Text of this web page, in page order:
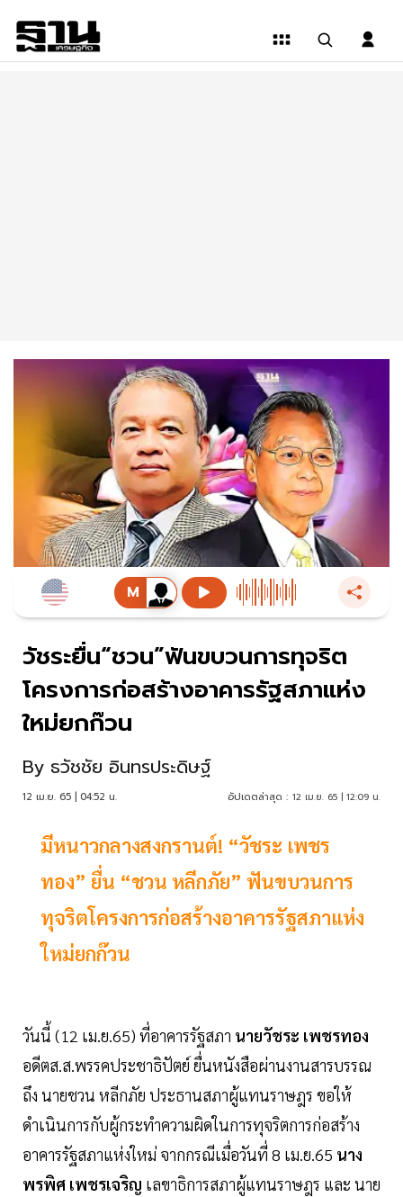
วัชระยื่น“ชวน”ฟันขบวนการทุจริต
โครงการก่อสร้างอาคารรัฐสภาแห่ง
ใหม่ยกก๊วน
By ธวัชชัย อินทรประดิษฐ์
12 เม.ย. 65 | 04:52 น. อัปเดตล่าสุด : 12 เม.ย. 65 | 12:09 น.
มีหนาวกลางสงกรานต์! “วัชระ เพชร
ทอง” ยื่น “ชวน หลีกภัย” ฟันขบวนการ
ทุจริตโครงการก่อสร้างอาคารรัฐสภาแห่ง
ใหม่ยกก๊วน
วันนี้ (12 เม.ย.65) ที่อาคารรัฐสภา นายวัชระ เพชรทอง
อดีตส.ส.พรรคประชาธิปัตย์ ยื่นหนังสือผ่านงานสารบรรณ
ถึง นายชวน หลีกภัย ประธานสภาผู้แทนราษฎร ขอให้
ดำเนินการกับผู้กระทำความผิดในการทุจริตการก่อสร้าง
อาคารรัฐสภาแห่งใหม่ จากกรณีเมื่อวันที่ 8 เม.ย.65 นาง
พรพิศ เพชรเจริญ เลขาธิการสภาผู้แทนราษฎร และ นาย